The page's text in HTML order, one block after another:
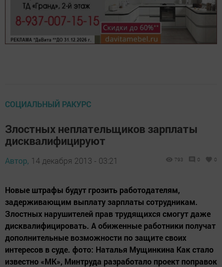
СОЦИАЛЬНЫЙ РАКУРС
Злостных неплательщиков зарплаты
дисквалифицируют
Автор, 14 декабря 2013 - 03:21 793 0 0
Новые штрафы будут грозить работодателям,
задерживающим выплату зарплаты сотрудникам.
Злостных нарушителей прав трудящихся смогут даже
дисквалифицировать. А обиженные работники получат
дополнительные возможности по защите своих
интересов в суде. фото: Наталья Мущинкина Как стало
известно «МК», Минтруда разработало проект поправок